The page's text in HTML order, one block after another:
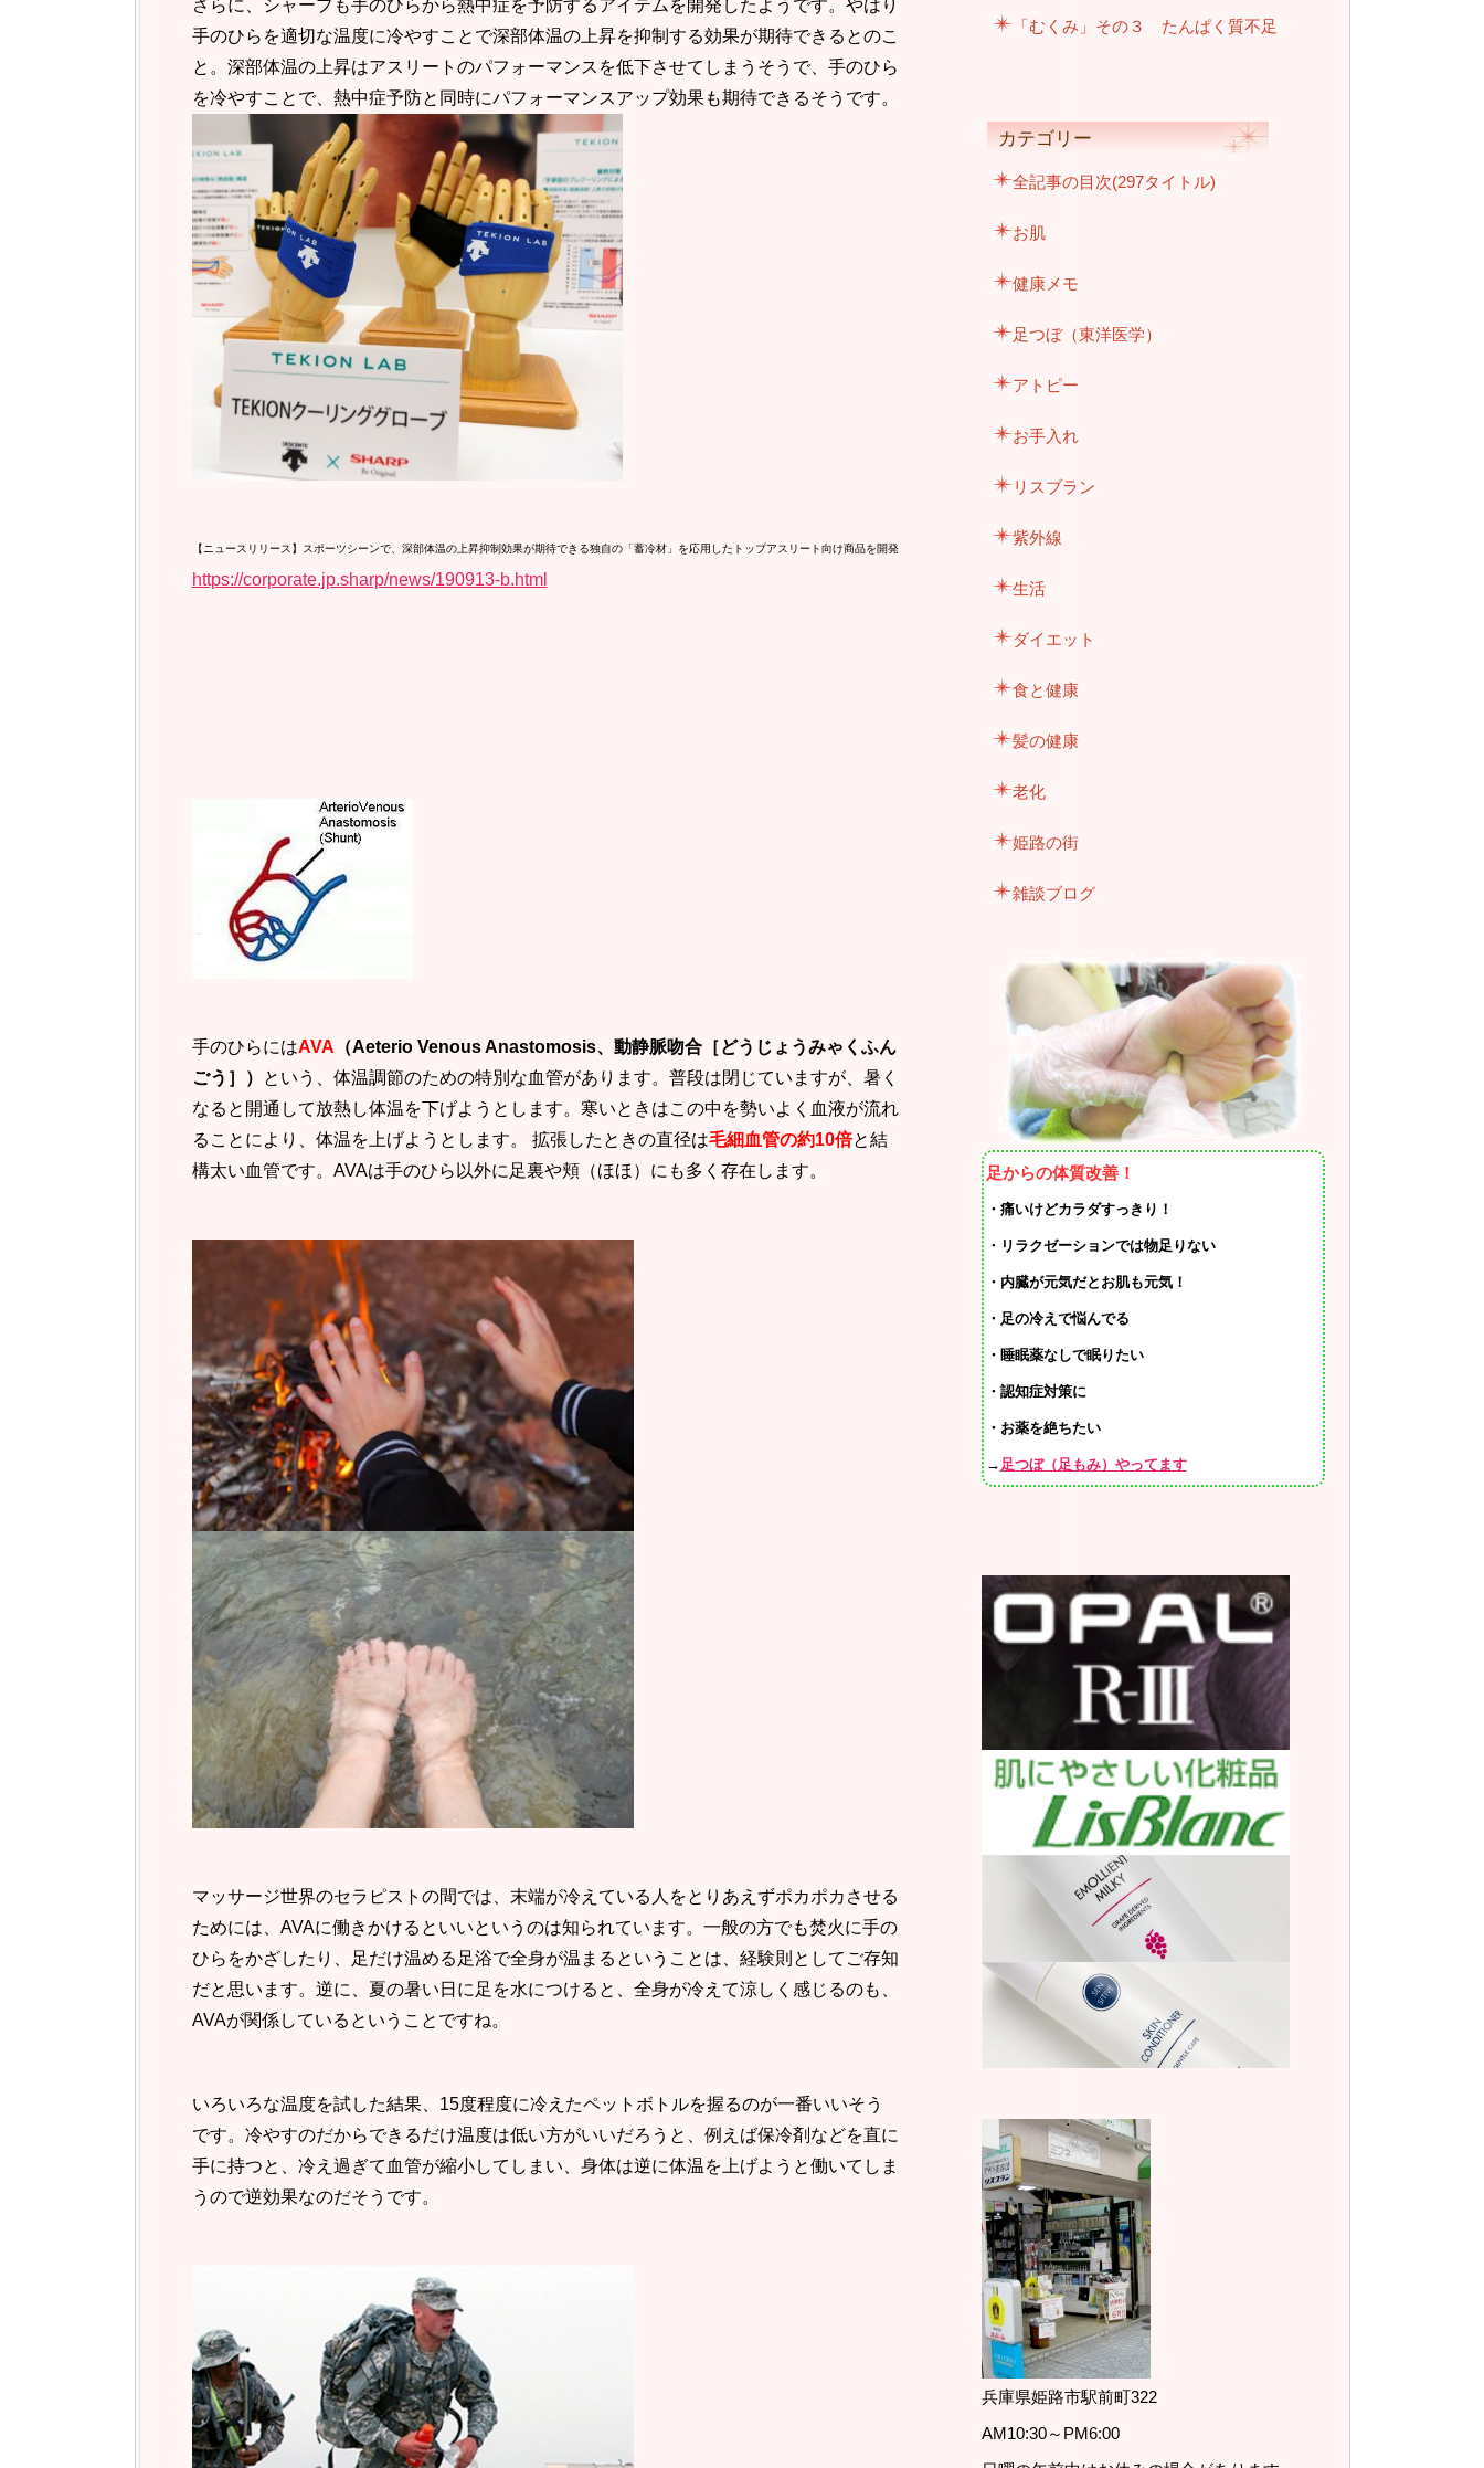
さらに、シャープも手のひらから熱中症を予防するアイテムを開発したようです。やはり
手のひらを適切な温度に冷やすことで深部体温の上昇を抑制する効果が期待できるとのこ
と。深部体温の上昇はアスリートのパフォーマンスを低下させてしまうそうで、手のひら
を冷やすことで、熱中症予防と同時にパフォーマンスアップ効果も期待できるそうです。
【ニュースリリース】スポーツシーンで、深部体温の上昇抑制効果が期待できる独自の「蓄冷材」を応用したトップアスリート向け商品を開発
https://corporate.jp.sharp/news/190913-b.html
手のひらにはAVA （Aeterio Venous Anastomosis、動静脈吻合［どうじょうみゃくふん
ごう］）
という、体温調節のための特別な血管があります。普段は閉じていますが、暑く
なると開通して放熱し体温を下げようとします。寒いときはこの中を勢いよく血液が流れ
ることにより、体温を上げようとします。 拡張したときの直径は毛細血管の約10倍と結
構太い血管です。AVAは手のひら以外に足裏や頬（ほほ）にも多く存在します。
マッサージ世界のセラピストの間では、末端が冷えている人をとりあえずポカポカさせる
ためには、AVAに働きかけるといいというのは知られています。一般の方でも焚火に手の
ひらをかざしたり、足だけ温める足浴で全身が温まるということは、経験則としてご存知
だと思います。逆に、夏の暑い日に足を水につけると、全身が冷えて涼しく感じるのも、
AVAが関係しているということですね。
いろいろな温度を試した結果、15度程度に冷えたペットボトルを握るのが一番いいそう
です。冷やすのだからできるだけ温度は低い方がいいだろうと、例えば保冷剤などを直に
手に持つと、冷え過ぎて血管が縮小してしまい、身体は逆に体温を上げようと働いてしま
うので逆効果なのだそうです。
「むくみ」その３ たんぱく質不足
カテゴリー
全記事の目次(297タイトル)
お肌
健康メモ
足つぼ（東洋医学）
アトピー
お手入れ
リスブラン
紫外線
生活
ダイエット
食と健康
髪の健康
老化
姫路の街
雑談ブログ
足からの体質改善！
・痛いけどカラダすっきり！
・リラクゼーションでは物足りない
・内臓が元気だとお肌も元気！
・足の冷えで悩んでる
・睡眠薬なしで眠りたい
・認知症対策に
・お薬を絶ちたい
→ 足つぼ（足もみ）やってます
兵庫県姫路市駅前町322
AM10:30～PM6:00